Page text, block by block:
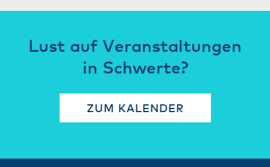
Lust auf Veranstaltungen
in Schwerte?
ZUM KALENDER